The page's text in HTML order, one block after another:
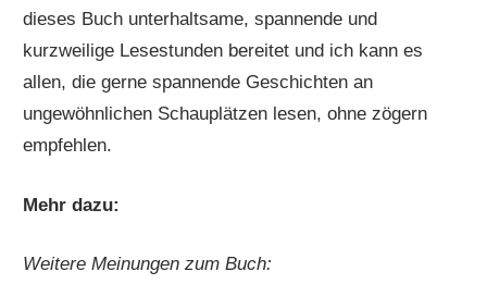
dieses Buch unterhaltsame, spannende und
kurzweilige Lesestunden bereitet und ich kann es
allen, die gerne spannende Geschichten an
ungewöhnlichen Schauplätzen lesen, ohne zögern
empfehlen.
Mehr dazu:
Weitere Meinungen zum Buch: